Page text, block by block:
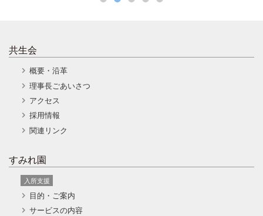
共生会
概要・沿革
理事長ごあいさつ
アクセス
採用情報
関連リンク
すみれ園
入所支援
目的・ご案内
サービスの内容